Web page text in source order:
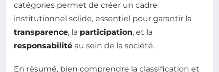
catégories permet de créer un cadre
institutionnel solide, essentiel pour garantir la
transparence, la participation, et la
responsabilité au sein de la société.
En résumé, bien comprendre la classification et